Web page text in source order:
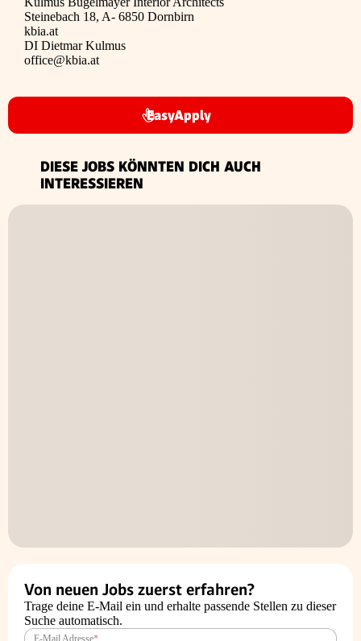
Steinebach 18, A- 6850 Dornbirn
kbia.at
DI Dietmar Kulmus
office@kbia.at
EasyApply
DIESE JOBS KÖNNTEN DICH AUCH
INTERESSIEREN
Von neuen Jobs zuerst erfahren?
Trage deine E-Mail ein und erhalte passende Stellen zu dieser
Suche automatisch.
E-Mail Adresse*